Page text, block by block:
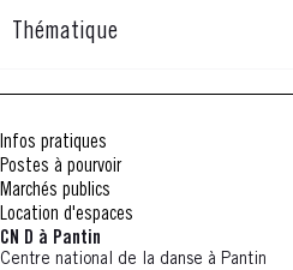
Thématique
Infos pratiques
Postes à pourvoir
Marchés publics
Location d'espaces
CN D à Pantin
Centre national de la danse à Pantin